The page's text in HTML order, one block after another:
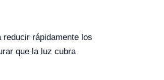
rápidamente los
que la luz cubra